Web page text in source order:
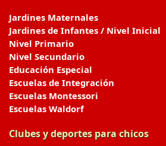
Jardines Maternales
Jardines de Infantes / Nivel Inicial
Nivel Primario
Nivel Secundario
Educación Especial
Escuelas de Integración
Escuelas Montessori
Escuelas Waldorf
Clubes y deportes para chicos